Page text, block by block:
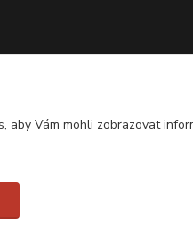
aby Vám mohli zobrazovat